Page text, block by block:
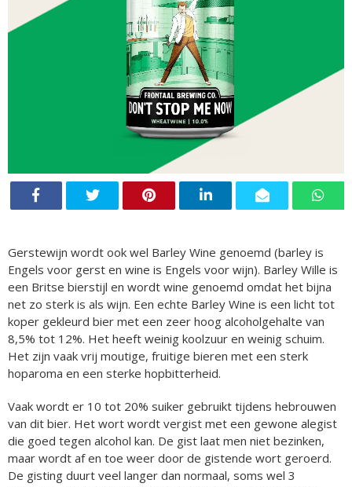
Gerstewijn wordt ook wel Barley Wine genoemd (barley is
Engels voor gerst en wine is Engels voor wijn). Barley Wille is
een Britse bierstijl en wordt wine genoemd omdat het bijna
net zo sterk is als wijn. Een echte Barley Wine is een licht tot
koper gekleurd bier met een zeer hoog alcoholgehalte van
8,5% tot 12%. Het heeft weinig koolzuur en weinig schuim.
Het zijn vaak vrij moutige, fruitige bieren met een sterk
hoparoma en een sterke hopbitterheid.
Vaak wordt er 10 tot 20% suiker gebruikt tijdens hebrouwen
van dit bier. Het wort wordt vergist met een gewone alegist
die goed tegen alcohol kan. De gist laat men niet bezinken,
maar wordt af en toe weer door de gistende wort geroerd.
De gisting duurt veel langer dan normaal, soms wel 3